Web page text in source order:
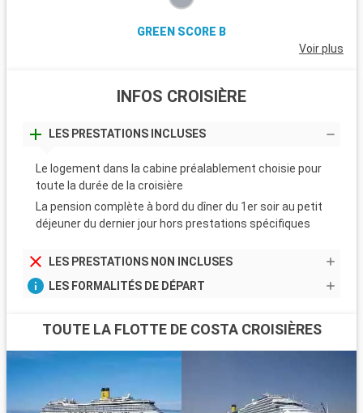
GREEN SCORE B
Voir plus
INFOS CROISIÈRE
LES PRESTATIONS INCLUSES
Le logement dans la cabine préalablement choisie pour
toute la durée de la croisière
La pension complète à bord du dîner du 1er soir au petit
déjeuner du dernier jour hors prestations spécifiques
LES PRESTATIONS NON INCLUSES
LES FORMALITÉS DE DÉPART
TOUTE LA FLOTTE DE COSTA CROISIÈRES